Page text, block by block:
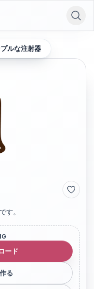
ルな注射器
す。
ード
る